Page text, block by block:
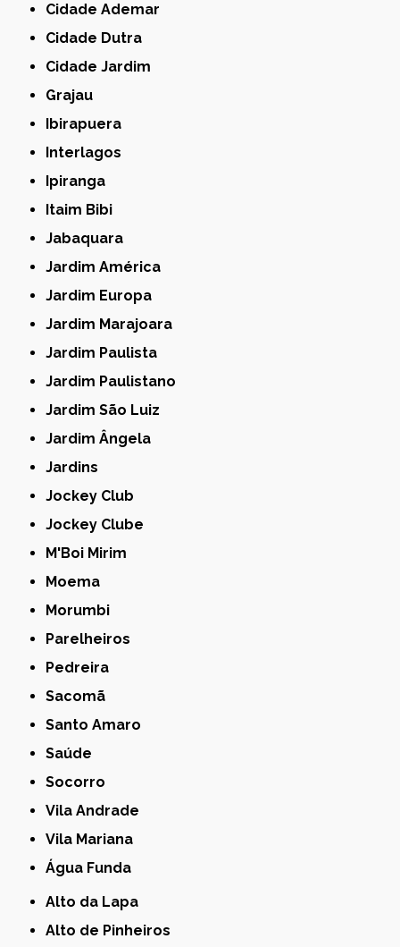
Cidade Ademar
Cidade Dutra
Cidade Jardim
Grajau
Ibirapuera
Interlagos
Ipiranga
Itaim Bibi
Jabaquara
Jardim América
Jardim Europa
Jardim Marajoara
Jardim Paulista
Jardim Paulistano
Jardim São Luiz
Jardim Ângela
Jardins
Jockey Club
Jockey Clube
M'Boi Mirim
Moema
Morumbi
Parelheiros
Pedreira
Sacomã
Santo Amaro
Saúde
Socorro
Vila Andrade
Vila Mariana
Água Funda
Alto da Lapa
Alto de Pinheiros